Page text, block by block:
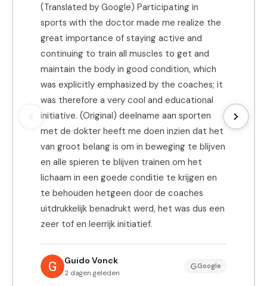
(Translated by Google) Participating in
sports with the doctor made me realize the
great importance of staying active and
continuing to train all muscles to get and
maintain the body in good condition, which
was explicitly emphasized by the coaches; it
was therefore a very cool and educational
initiative. (Original) deelname aan sporten
met de dokter heeft me doen inzien dat het
van groot belang is om in beweging te blijven
en alle spieren te blijven trainen om het
lichaam in een goede conditie te krijgen en
te behouden hetgeen door de coaches
uitdrukkelijk benadrukt werd, het was dus een
zeer tof en leerrijk initiatief.
Guido Vonck
2 dagen geleden
Google